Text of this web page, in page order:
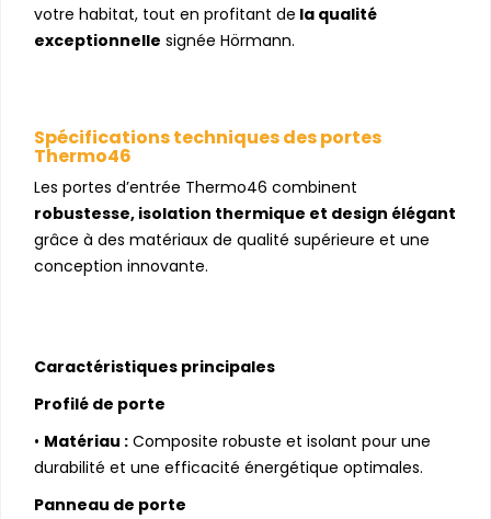
votre habitat, tout en profitant de la qualité
exceptionnelle signée Hörmann.
Spécifications techniques des portes
Thermo46
Les portes d’entrée Thermo46 combinent
robustesse, isolation thermique et design élégant
grâce à des matériaux de qualité supérieure et une
conception innovante.
Caractéristiques principales
Profilé de porte
• Matériau : Composite robuste et isolant pour une
durabilité et une efficacité énergétique optimales.
Panneau de porte